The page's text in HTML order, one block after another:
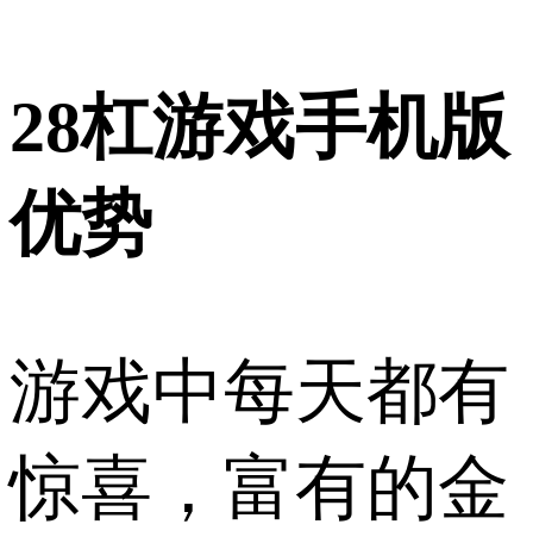
28杠游戏手机版
优势
游戏中每天都有
惊喜，富有的金